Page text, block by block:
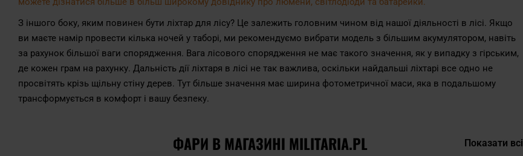
З іншого боку, яким повинен бути ліхтар для лісу? Це залежить головним чином від нашої діяльності в лісі. Якщо
ви маєте намір провести кілька ночей у таборі, ми рекомендуємо вибрати модель з більшим акумулятором, навіть
за рахунок більшої ваги спорядження. Вага лісового спорядження не має такого значення, як у випадку з гірським,
де кожен грам на рахунку. Дальність дії ліхтаря в лісі не так важлива, оскільки найдальші ліхтарі все одно не
просвітять крізь щільну стіну дерев. Тут більше значення має ширина фотометричної маси, яка в подальшому
трансформується в комфорт і вашу безпеку.
ФАРИ В МАГАЗИНІ MILITARIA.PL Показати всі